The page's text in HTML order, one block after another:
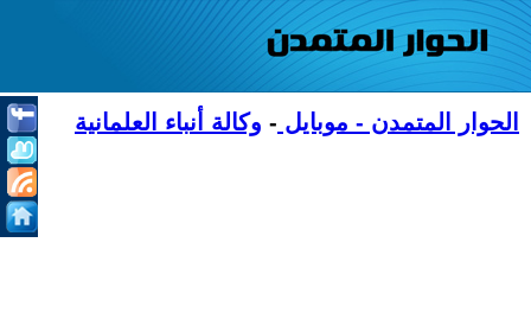
الحوار المتمدن - موبايل - وكالة أنباء العلمانية